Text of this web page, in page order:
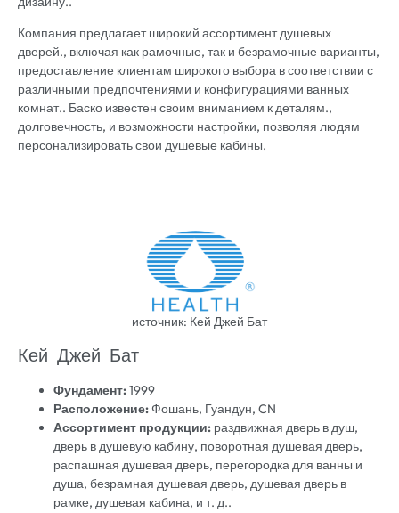
Компания предлагает широкий ассортимент душевых
дверей., включая как рамочные, так и безрамочные варианты,
предоставление клиентам широкого выбора в соответствии с
различными предпочтениями и конфигурациями ванных
комнат.. Баско известен своим вниманием к деталям.,
долговечность, и возможности настройки, позволяя людям
персонализировать свои душевые кабины.
источник: Кей Джей Бат
Кей Джей Бат
Фундамент:1999
Расположение:Фошань, Гуандун, CN
Ассортимент продукции: раздвижная дверь в душ,
дверь в душевую кабину, поворотная душевая дверь,
распашная душевая дверь, перегородка для ванны и
душа, безрамная душевая дверь, душевая дверь в
рамке, душевая кабина, и т. д..